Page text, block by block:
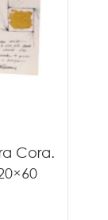
Cora.